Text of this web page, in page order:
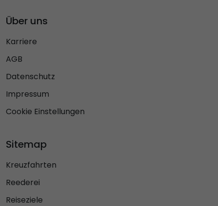
Über uns
Karriere
AGB
Datenschutz
Impressum
Cookie Einstellungen
Sitemap
Kreuzfahrten
Reederei
Reiseziele